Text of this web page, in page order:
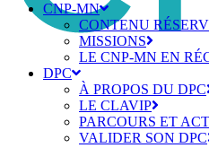
CNP-MN
CONTENU
MISSIONS
LE CNP-MN EN
DPC
À PROPOS DU DPC
LE CLAVIP
PARCOURS ET
VALIDER SON DPC